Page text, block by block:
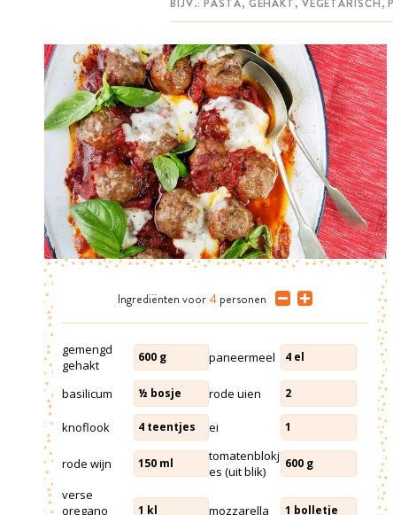
Ingrediënten voor 4 personen
gemengd
gehakt
600 g paneermeel 4 el
basilicum ½ bosje rode uien 2
knoflook 4 teentjes ei 1
rode wijn 150 ml
tomatenblokj
es (uit blik)
600 g
verse
oregano
1 kl mozzarella 1 bolletje